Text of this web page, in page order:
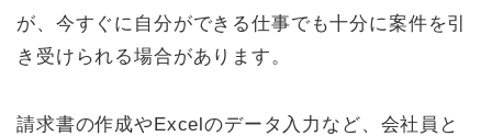
が、今すぐに自分ができる仕事でも十分に案件を引
き受けられる場合があります。
請求書の作成やExcelのデータ入力など、会社員と